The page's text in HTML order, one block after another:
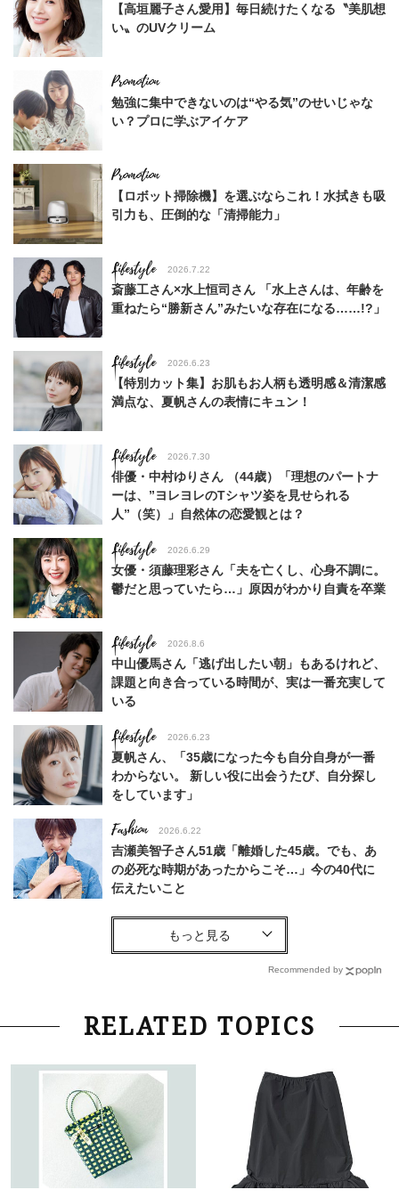
【高垣麗子さん愛用】毎日続けたくなる〝美肌想
い〟のUVクリーム
勉強に集中できないのは“やる気”のせいじゃな
い？プロに学ぶアイケア
【ロボット掃除機】を選ぶならこれ！水拭きも吸
引力も、圧倒的な「清掃能力」
Lifestyle 2026.7.22
斎藤工さん×水上恒司さん 「水上さんは、年齢を
重ねたら“勝新さん”みたいな存在になる……!?」
Lifestyle 2026.6.23
【特別カット集】お肌もお人柄も透明感＆清潔感
満点な、夏帆さんの表情にキュン！
Lifestyle 2026.7.30
俳優・中村ゆりさん （44歳）「理想のパートナ
ーは、”ヨレヨレのTシャツ姿を見せられる
人”（笑）」自然体の恋愛観とは？
Lifestyle 2026.6.29
女優・須藤理彩さん「夫を亡くし、心身不調に。
鬱だと思っていたら…」原因がわかり自責を卒業
Lifestyle 2026.8.6
中山優馬さん「逃げ出したい朝」もあるけれど、
課題と向き合っている時間が、実は一番充実して
いる
Lifestyle 2026.6.23
夏帆さん、「35歳になった今も自分自身が一番
わからない。 新しい役に出会うたび、自分探し
をしています」
Fashion 2026.6.22
吉瀬美智子さん51歳「離婚した45歳。でも、あ
の必死な時期があったからこそ…」今の40代に
伝えたいこと
Fashion
【40代コンサバ派】白Tシャツは「パール×ゴー
Lifestyle 2026.7.29
「お若いですね」は褒め言葉？“若い＝美しい”と
ーレス連載22】
Lifestyle
26年夏の【開運アクション】は”ひと拭き”習
慣！「金運アップ→トイレ、じゃあ底上げ運
は？」
Recommended by
RELATED TOPICS